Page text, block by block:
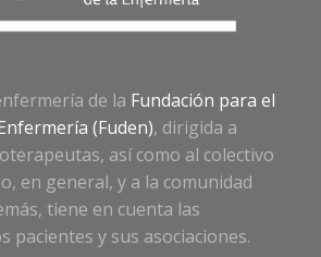
de la Fundación para el
(Fuden), dirigida a
así como al colectivo
en general, y a la comunidad
tiene en cuenta las
pacientes y sus asociaciones.